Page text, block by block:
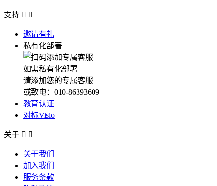
支持  
邀请有礼
私有化部署
如需私有化部署
请添加您的专属客服
或致电：010-86393609
教育认证
对标Visio
关于  
关于我们
加入我们
服务条款